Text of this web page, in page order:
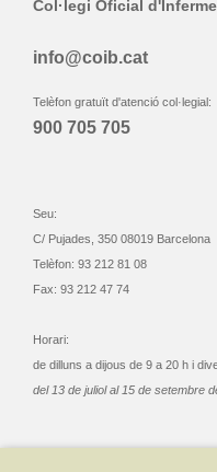
Col·legi Oficial
info@coib.cat
Telèfon gratuït d'atenció col·legial:
900 705 705
Seu:
C/ Pujades, 350 08019 Barcelona
Telèfon: 93 212 81 08
Fax: 93 212 47 74
Horari:
de dilluns a dijous de 9 a 20 h i
del 13 de juliol al 15 de setembre